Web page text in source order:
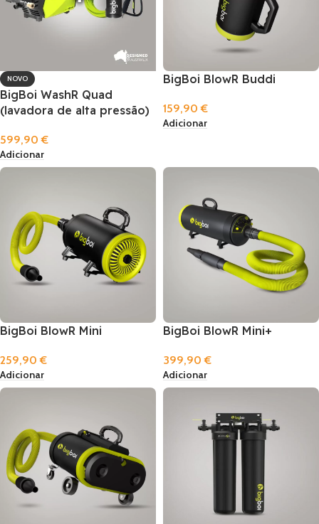
NOVO
BigBoi WashR Quad
(lavadora de alta pressão)
599,90€
Adicionar
BigBoi BlowR Buddi
159,90€
Adicionar
BigBoi BlowR Mini
259,90€
Adicionar
BigBoi BlowR Mini+
399,90€
Adicionar